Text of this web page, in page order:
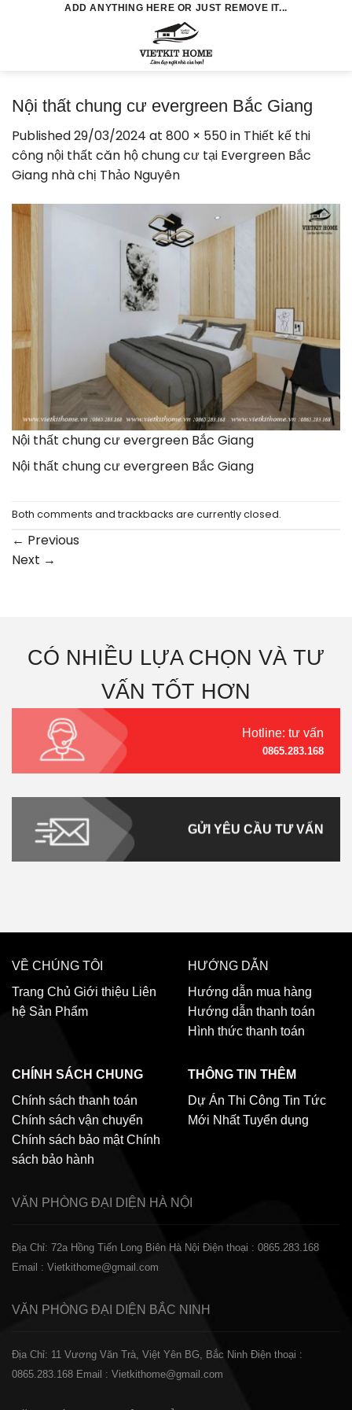
ADD ANYTHING HERE OR JUST REMOVE IT...
Nội thất chung cư evergreen Bắc Giang
Published29/03/2024 at 800 × 550in Thiết kế thi
công nội thất căn hộ chung cư tại Evergreen Bắc
Giang nhà chị Thảo Nguyên
Nội thất chung cư evergreen Bắc Giang
Nội thất chung cư evergreen Bắc Giang
Both comments and trackbacks are currently closed.
← Previous
Next →
CÓ NHIỀU LỰA CHỌN VÀ TƯ
VẤN TỐT HƠN
Hotline: tư vấn
0865.283.168
GỬI YÊU CẦU TƯ VẤN
VỀ CHÚNG TÔI
Trang Chủ Giới thiệu Liên
hệ Sản Phẩm
HƯỚNG DẪN
Hướng dẫn mua hàng
Hướng dẫn thanh toán
Hình thức thanh toán
CHÍNH SÁCH CHUNG
Chính sách thanh toán
Chính sách vận chuyển
Chính sách bảo mật Chính
sách bảo hành
THÔNG TIN THÊM
Dự Án Thi Công Tin Tức
Mới Nhất Tuyển dụng
VĂN PHÒNG ĐẠI DIỆN HÀ NỘI
Địa Chỉ: 72a Hồng Tiến Long Biên Hà Nội Điện thoại : 0865.283.168
Email : Vietkithome@gmail.com
VĂN PHÒNG ĐẠI DIỆN BẮC NINH
Địa Chỉ: 11 Vương Văn Trà, Việt Yên BG, Bắc Ninh Điện thoại :
0865.283.168 Email : Vietkithome@gmail.com